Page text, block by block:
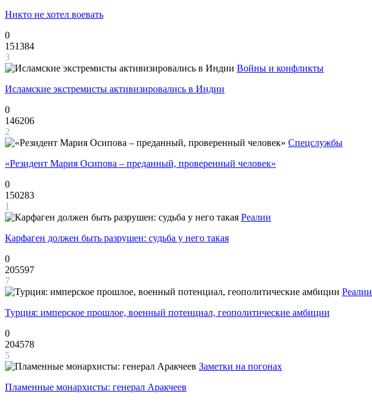
Никто не хотел воевать
0
151384
3
Войны и конфликты
Исламские экстремисты активизировались в Индии
0
146206
2
Спецслужбы
«Резидент Мария Осипова – преданный, проверенный человек»
0
150283
1
Реалии
Карфаген должен быть разрушен: судьба у него такая
0
205597
7
Реалии
Турция: имперское прошлое, военный потенциал, геополитические амбиции
0
204578
5
Заметки на погонах
Пламенные монархисты: генерал Аракчеев